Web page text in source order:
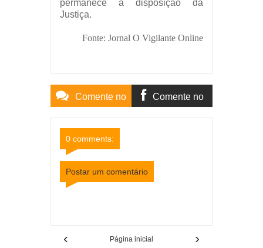
permanece à disposição da
Justiça.
Fonte: Jornal O Vigilante Online
Comente no Comente no
0 comments:
Postar um comentário
‹ ›
Página inicial